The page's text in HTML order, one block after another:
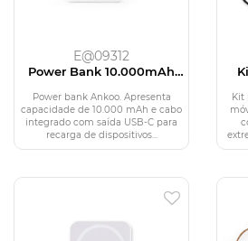
E@09312
Power Bank 10.000mAh
Power bank Ankoo. Apresenta
capacidade de 10.000 mAh e cabo
integrado com saída USB-C para
recarga de dispositivos...
Kit